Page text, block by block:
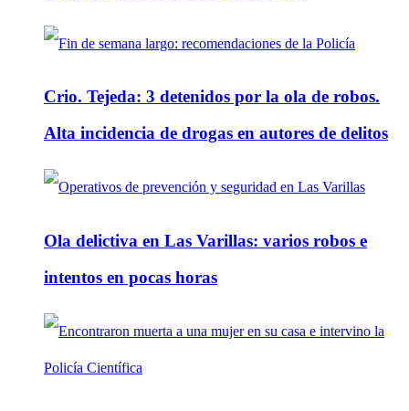
Crio. Tejeda: 3 detenidos por la ola de robos.
Alta incidencia de drogas en autores de delitos
Ola delictiva en Las Varillas: varios robos e
intentos en pocas horas